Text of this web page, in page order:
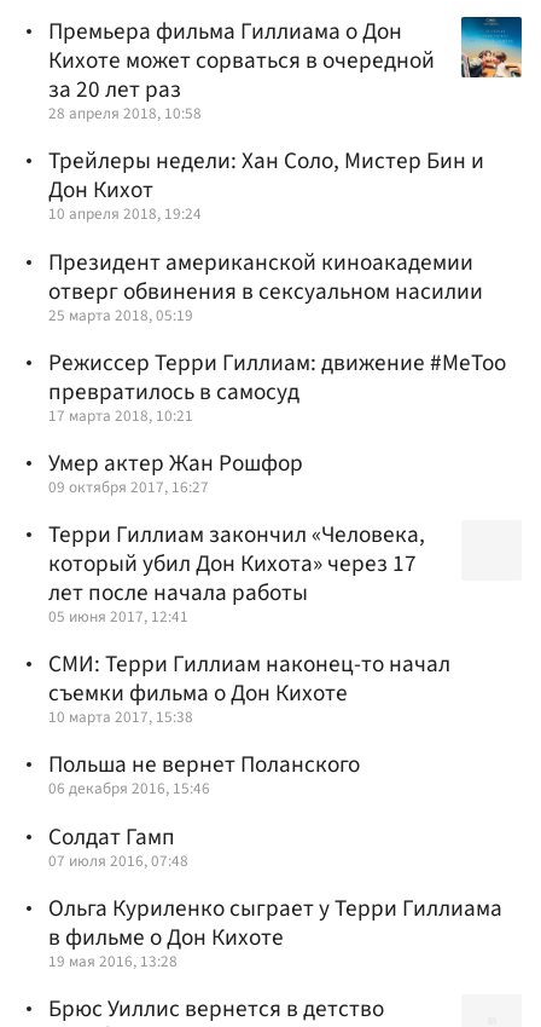
Премьера фильма Гиллиама о Дон
Кихоте может сорваться в очередной
за 20 лет раз
28 апреля 2018, 10:58
Трейлеры недели: Хан Соло, Мистер Бин и
Дон Кихот
10 апреля 2018, 19:24
Президент американской киноакадемии
отверг обвинения в сексуальном насилии
25 марта 2018, 05:19
Режиссер Терри Гиллиам: движение #MeToo
превратилось в самосуд
17 марта 2018, 10:21
Умер актер Жан Рошфор
09 октября 2017, 16:27
Терри Гиллиам закончил «Человека,
который убил Дон Кихота» через 17
лет после начала работы
05 июня 2017, 12:41
СМИ: Терри Гиллиам наконец-то начал
съемки фильма о Дон Кихоте
10 марта 2017, 15:38
Польша не вернет Поланского
06 декабря 2016, 15:46
Солдат Гамп
07 июля 2016, 07:48
Ольга Куриленко сыграет у Терри Гиллиама
в фильме о Дон Кихоте
19 мая 2016, 13:28
Брюс Уиллис вернется в детство